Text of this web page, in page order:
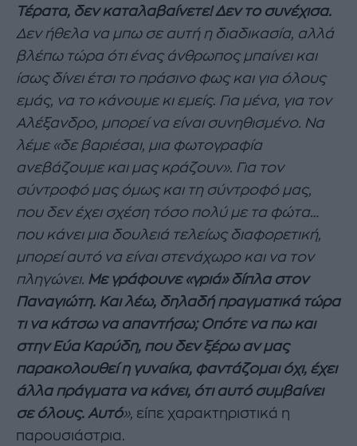
Τέρατα, δεν καταλαβαίνετε! Δεν το συνέχισα.
Δεν ήθελα να μπω σε αυτή η διαδικασία, αλλά
βλέπω τώρα ότι ένας άνθρωπος μπαίνει και
ίσως δίνει έτσι το πράσινο φως και για όλους
εμάς, να το κάνουμε κι εμείς. Για μένα, για τον
Αλέξανδρο, μπορεί να είναι συνηθισμένο. Να
λέμε «δε βαριέσαι, μια φωτογραφία
ανεβάζουμε και μας κράζουν». Για τον
σύντροφό μας όμως και τη σύντροφό μας,
που δεν έχει σχέση τόσο πολύ με τα φώτα…
που κάνει μια δουλειά τελείως διαφορετική,
μπορεί αυτό να είναι στενάχωρο και να τον
πληγώνει. Με γράφουνε «γριά» δίπλα στον
Παναγιώτη. Και λέω, δηλαδή πραγματικά τώρα
τι να κάτσω να απαντήσω; Οπότε να πω και
στην Εύα Καρύδη, που δεν ξέρω αν μας
παρακολουθεί η γυναίκα, φαντάζομαι όχι, έχει
άλλα πράγματα να κάνει, ότι αυτό συμβαίνει
σε όλους. Αυτό», είπε χαρακτηριστικά η
παρουσιάστρια.